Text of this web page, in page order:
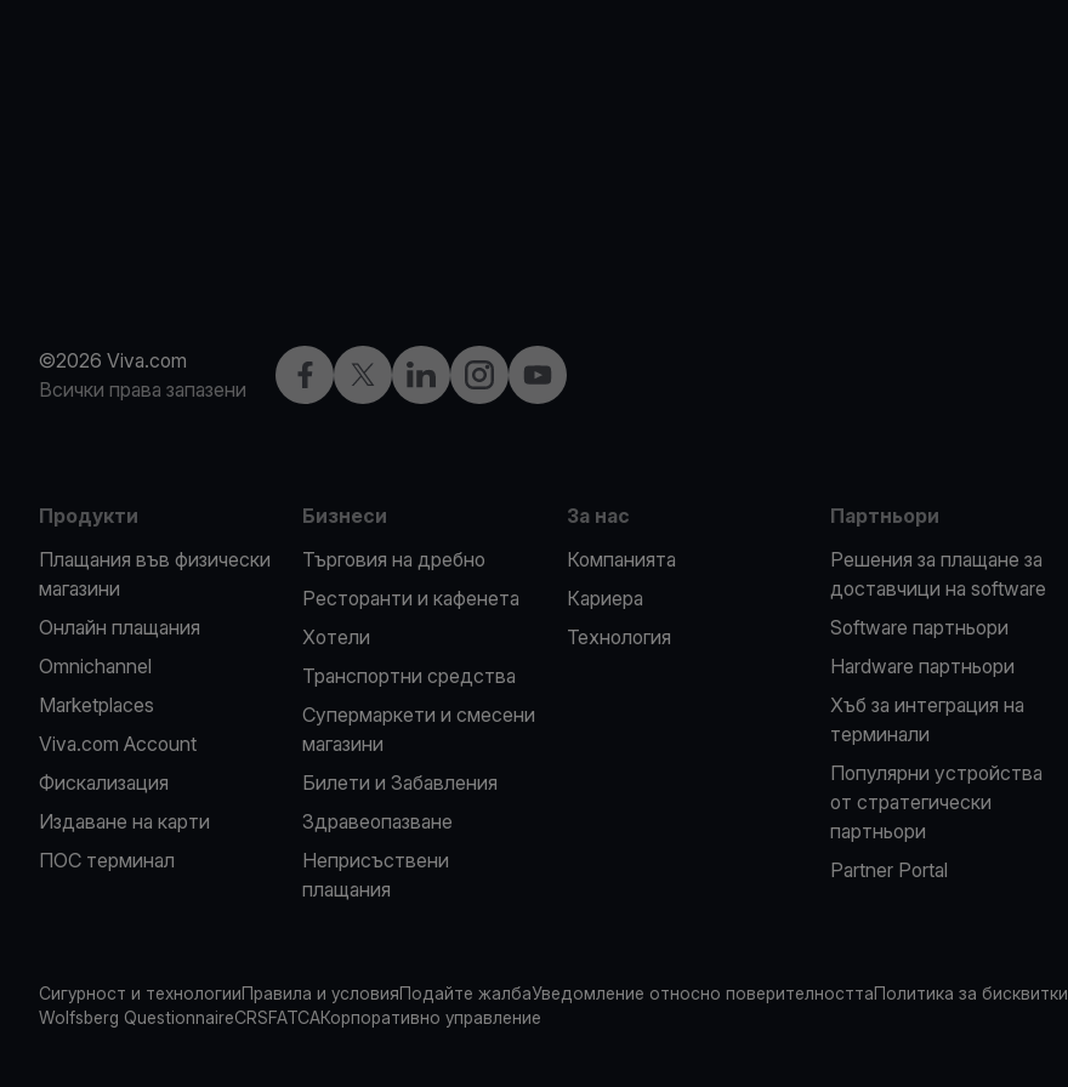
©2026 Viva.com
Всички права запазени
Facebook
X LinkedInInstagramYouTube
Продукти
Плащания във физически
магазини
Oнлайн плащания
Omnichannel
Marketplaces
Viva.com Account
Фискализация
Издаване на карти
ПОС терминал
Бизнеси
Търговия на дребно
Ресторанти и кафенета
Хотели
Транспортни средства
Супермаркети и смесени
магазини
Билети и Забавления
Здравеопазване
Неприсъствени
плащания
За нас
Компанията
Кариера
Технология
Партньори
Решения за плащане за
доставчици на software
Software партньори
Hardware партньори
Хъб за интеграция на
терминали
Популярни устройства
от стратегически
партньори
Partner Portal
Сигурност и технологииПравила и условияПодайте жалбаУведомление относно поверителносттаПолитика за бисквитки
Wolfsberg QuestionnaireCRSFATCAКорпоративно управление